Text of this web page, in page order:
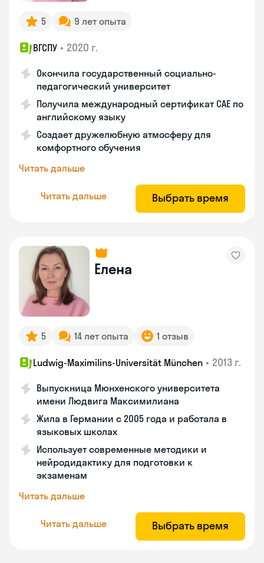
5 9 лет опыта
ВГСПУ • 2020 г.
Окончила государственный социально-
педагогический университет
Получила международный сертификат САЕ по
английскому языку
Создает дружелюбную атмосферу для
комфортного обучения
Читать дальше
Читать дальше Выбрать время
Елена
5 14 лет опыта 1 отзыв
Ludwig-Maximilins-Universität München • 2013 г.
Выпускница Мюнхенского университета
имени Людвига Максимилиана
Жила в Германии с 2005 года и работала в
языковых школах
Использует современные методики и
нейродидактику для подготовки к
экзаменам
Читать дальше
Читать дальше Выбрать время